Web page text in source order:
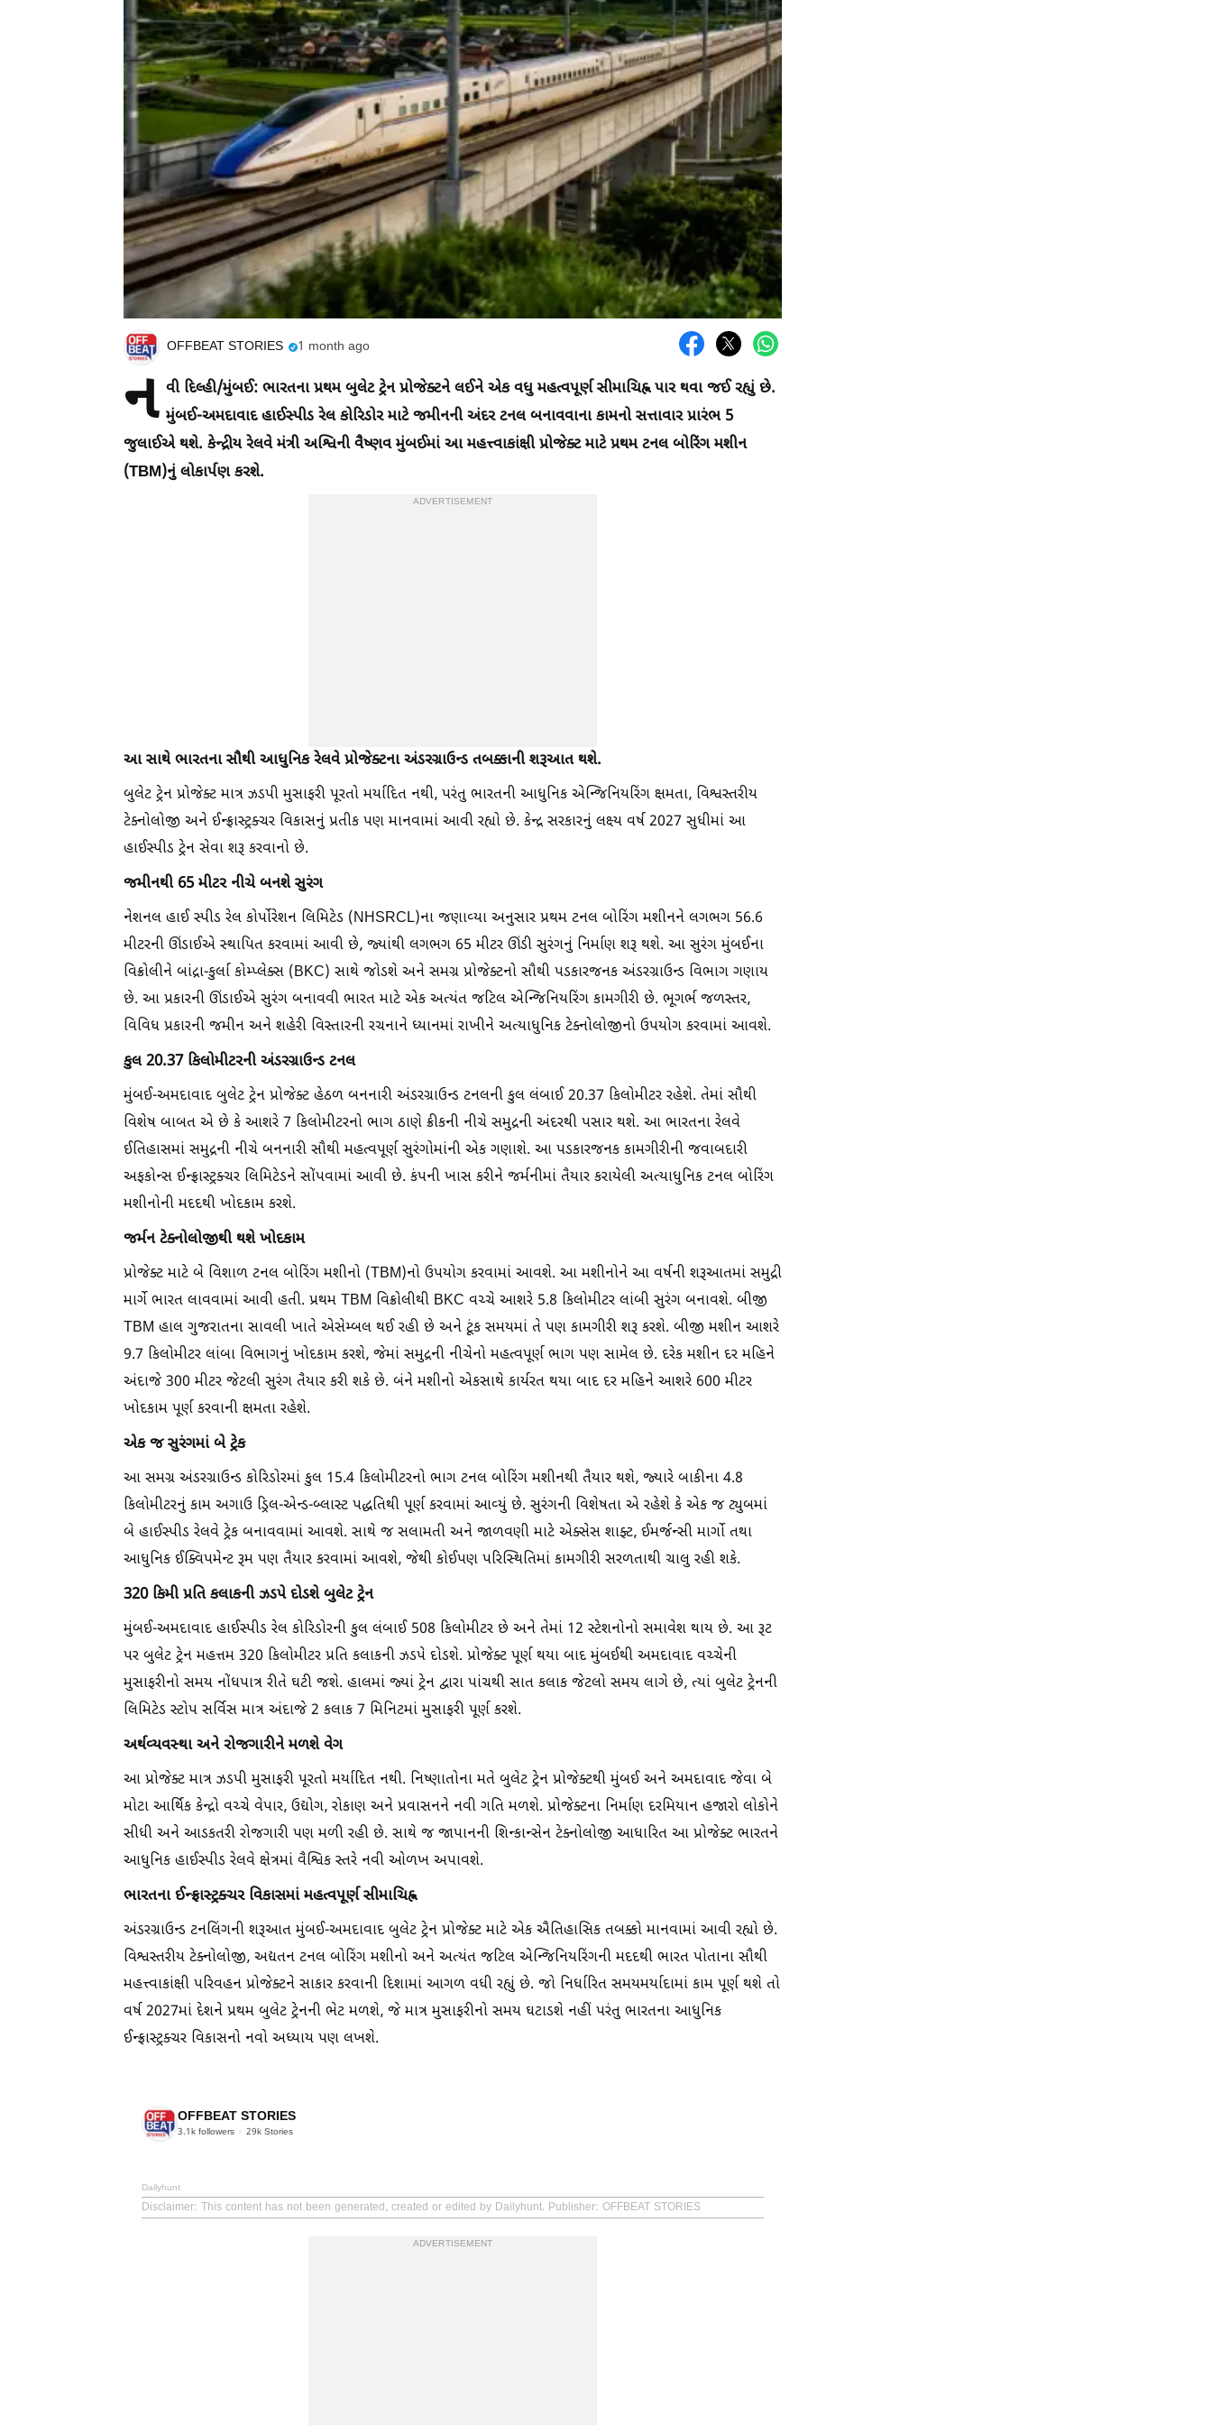
OFFBEAT STORIES 1 month ago
ન વી દિલ્હી/મુંબઈ: ભારતના પ્રથમ બુલેટ ટ્રેન પ્રોજેક્ટને લઈને એક વધુ મહત્વપૂર્ણ સીમાચિહ્ન પાર થવા જઈ રહ્યું છે.
મુંબઈ-અમદાવાદ હાઈસ્પીડ રેલ કોરિડોર માટે જમીનની અંદર ટનલ બનાવવાના કામનો સત્તાવાર પ્રારંભ 5
જુલાઈએ થશે. કેન્દ્રીય રેલવે મંત્રી અશ્વિની વૈષ્ણવ મુંબઈમાં આ મહત્ત્વાકાંક્ષી પ્રોજેક્ટ માટે પ્રથમ ટનલ બોરિંગ મશીન
(TBM)નું લોકાર્પણ કરશે.
ADVERTISEMENT
આ સાથે ભારતના સૌથી આધુનિક રેલવે પ્રોજેક્ટના અંડરગ્રાઉન્ડ તબક્કાની શરૂઆત થશે.
બુલેટ ટ્રેન પ્રોજેક્ટ માત્ર ઝડપી મુસાફરી પૂરતો મર્યાદિત નથી, પરંતુ ભારતની આધુનિક એન્જિનિયરિંગ ક્ષમતા, વિશ્વસ્તરીય
ટેક્નોલોજી અને ઈન્ફ્રાસ્ટ્રક્ચર વિકાસનું પ્રતીક પણ માનવામાં આવી રહ્યો છે. કેન્દ્ર સરકારનું લક્ષ્‍ય વર્ષ 2027 સુધીમાં આ
હાઈસ્પીડ ટ્રેન સેવા શરૂ કરવાનો છે.
જમીનથી 65 મીટર નીચે બનશે સુરંગ
નેશનલ હાઈ સ્પીડ રેલ કોર્પોરેશન લિમિટેડ (NHSRCL)ના જણાવ્યા અનુસાર પ્રથમ ટનલ બોરિંગ મશીનને લગભગ 56.6
મીટરની ઊંડાઈએ સ્થાપિત કરવામાં આવી છે, જ્યાંથી લગભગ 65 મીટર ઊંડી સુરંગનું નિર્માણ શરૂ થશે. આ સુરંગ મુંબઈના
વિક્રોલીને બાંદ્રા-કુર્લા કોમ્પ્લેક્સ (BKC) સાથે જોડશે અને સમગ્ર પ્રોજેક્ટનો સૌથી પડકારજનક અંડરગ્રાઉન્ડ વિભાગ ગણાય
છે. આ પ્રકારની ઊંડાઈએ સુરંગ બનાવવી ભારત માટે એક અત્યંત જટિલ એન્જિનિયરિંગ કામગીરી છે. ભૂગર્ભ જળસ્તર,
વિવિધ પ્રકારની જમીન અને શહેરી વિસ્તારની રચનાને ધ્યાનમાં રાખીને અત્યાધુનિક ટેક્નોલોજીનો ઉપયોગ કરવામાં આવશે.
કુલ 20.37 કિલોમીટરની અંડરગ્રાઉન્ડ ટનલ
મુંબઈ-અમદાવાદ બુલેટ ટ્રેન પ્રોજેક્ટ હેઠળ બનનારી અંડરગ્રાઉન્ડ ટનલની કુલ લંબાઈ 20.37 કિલોમીટર રહેશે. તેમાં સૌથી
વિશેષ બાબત એ છે કે આશરે 7 કિલોમીટરનો ભાગ ઠાણે ક્રીકની નીચે સમુદ્રની અંદરથી પસાર થશે. આ ભારતના રેલવે
ઈતિહાસમાં સમુદ્રની નીચે બનનારી સૌથી મહત્વપૂર્ણ સુરંગોમાંની એક ગણાશે. આ પડકારજનક કામગીરીની જવાબદારી
અફકોન્સ ઈન્ફ્રાસ્ટ્રક્ચર લિમિટેડને સોંપવામાં આવી છે. કંપની ખાસ કરીને જર્મનીમાં તૈયાર કરાયેલી અત્યાધુનિક ટનલ બોરિંગ
મશીનોની મદદથી ખોદકામ કરશે.
જર્મન ટેક્નોલોજીથી થશે ખોદકામ
પ્રોજેક્ટ માટે બે વિશાળ ટનલ બોરિંગ મશીનો (TBM)નો ઉપયોગ કરવામાં આવશે. આ મશીનોને આ વર્ષની શરૂઆતમાં સમુદ્રી
માર્ગે ભારત લાવવામાં આવી હતી. પ્રથમ TBM વિક્રોલીથી BKC વચ્ચે આશરે 5.8 કિલોમીટર લાંબી સુરંગ બનાવશે. બીજી
TBM હાલ ગુજરાતના સાવલી ખાતે એસેમ્બલ થઈ રહી છે અને ટૂંક સમયમાં તે પણ કામગીરી શરૂ કરશે. બીજી મશીન આશરે
9.7 કિલોમીટર લાંબા વિભાગનું ખોદકામ કરશે, જેમાં સમુદ્રની નીચેનો મહત્વપૂર્ણ ભાગ પણ સામેલ છે. દરેક મશીન દર મહિને
અંદાજે 300 મીટર જેટલી સુરંગ તૈયાર કરી શકે છે. બંને મશીનો એકસાથે કાર્યરત થયા બાદ દર મહિને આશરે 600 મીટર
ખોદકામ પૂર્ણ કરવાની ક્ષમતા રહેશે.
એક જ સુરંગમાં બે ટ્રેક
આ સમગ્ર અંડરગ્રાઉન્ડ કોરિડોરમાં કુલ 15.4 કિલોમીટરનો ભાગ ટનલ બોરિંગ મશીનથી તૈયાર થશે, જ્યારે બાકીના 4.8
કિલોમીટરનું કામ અગાઉ ડ્રિલ-એન્ડ-બ્લાસ્ટ પદ્ધતિથી પૂર્ણ કરવામાં આવ્યું છે. સુરંગની વિશેષતા એ રહેશે કે એક જ ટ્યુબમાં
બે હાઈસ્પીડ રેલવે ટ્રેક બનાવવામાં આવશે. સાથે જ સલામતી અને જાળવણી માટે એક્સેસ શાફ્ટ, ઈમર્જન્સી માર્ગો તથા
આધુનિક ઈક્વિપમેન્ટ રૂમ પણ તૈયાર કરવામાં આવશે, જેથી કોઈપણ પરિસ્થિતિમાં કામગીરી સરળતાથી ચાલુ રહી શકે.
320 કિમી પ્રતિ કલાકની ઝડપે દોડશે બુલેટ ટ્રેન
મુંબઈ-અમદાવાદ હાઈસ્પીડ રેલ કોરિડોરની કુલ લંબાઈ 508 કિલોમીટર છે અને તેમાં 12 સ્ટેશનોનો સમાવેશ થાય છે. આ રૂટ
પર બુલેટ ટ્રેન મહત્તમ 320 કિલોમીટર પ્રતિ કલાકની ઝડપે દોડશે. પ્રોજેક્ટ પૂર્ણ થયા બાદ મુંબઈથી અમદાવાદ વચ્ચેની
મુસાફરીનો સમય નોંધપાત્ર રીતે ઘટી જશે. હાલમાં જ્યાં ટ્રેન દ્વારા પાંચથી સાત કલાક જેટલો સમય લાગે છે, ત્યાં બુલેટ ટ્રેનની
લિમિટેડ સ્ટોપ સર્વિસ માત્ર અંદાજે 2 કલાક 7 મિનિટમાં મુસાફરી પૂર્ણ કરશે.
અર્થવ્યવસ્થા અને રોજગારીને મળશે વેગ
આ પ્રોજેક્ટ માત્ર ઝડપી મુસાફરી પૂરતો મર્યાદિત નથી. નિષ્ણાતોના મતે બુલેટ ટ્રેન પ્રોજેક્ટથી મુંબઈ અને અમદાવાદ જેવા બે
મોટા આર્થિક કેન્દ્રો વચ્ચે વેપાર, ઉદ્યોગ, રોકાણ અને પ્રવાસનને નવી ગતિ મળશે. પ્રોજેક્ટના નિર્માણ દરમિયાન હજારો લોકોને
સીધી અને આડકતરી રોજગારી પણ મળી રહી છે. સાથે જ જાપાનની શિન્કાન્સેન ટેક્નોલોજી આધારિત આ પ્રોજેક્ટ ભારતને
આધુનિક હાઈસ્પીડ રેલવે ક્ષેત્રમાં વૈશ્વિક સ્તરે નવી ઓળખ અપાવશે.
ભારતના ઈન્ફ્રાસ્ટ્રક્ચર વિકાસમાં મહત્વપૂર્ણ સીમાચિહ્ન
અંડરગ્રાઉન્ડ ટનલિંગની શરૂઆત મુંબઈ-અમદાવાદ બુલેટ ટ્રેન પ્રોજેક્ટ માટે એક ઐતિહાસિક તબક્કો માનવામાં આવી રહ્યો છે.
વિશ્વસ્તરીય ટેક્નોલોજી, અદ્યતન ટનલ બોરિંગ મશીનો અને અત્યંત જટિલ એન્જિનિયરિંગની મદદથી ભારત પોતાના સૌથી
મહત્ત્વાકાંક્ષી પરિવહન પ્રોજેક્ટને સાકાર કરવાની દિશામાં આગળ વધી રહ્યું છે. જો નિર્ધારિત સમયમર્યાદામાં કામ પૂર્ણ થશે તો
વર્ષ 2027માં દેશને પ્રથમ બુલેટ ટ્રેનની ભેટ મળશે, જે માત્ર મુસાફરીનો સમય ઘટાડશે નહીં પરંતુ ભારતના આધુનિક
ઈન્ફ્રાસ્ટ્રક્ચર વિકાસનો નવો અધ્યાય પણ લખશે.
OFFBEAT STORIES
3.1k followers 29k Stories
Dailyhunt
Disclaimer: This content has not been generated, created or edited by Dailyhunt. Publisher: OFFBEAT STORIES
ADVERTISEMENT